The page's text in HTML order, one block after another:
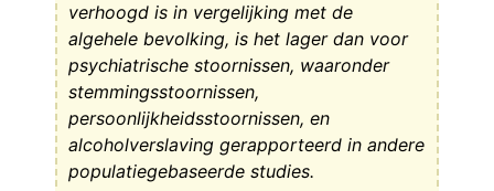
verhoogd is in vergelijking met de
algehele bevolking, is het lager dan voor
psychiatrische stoornissen, waaronder
stemmingsstoornissen,
persoonlijkheidsstoornissen, en
alcoholverslaving gerapporteerd in andere
populatiegebaseerde studies.